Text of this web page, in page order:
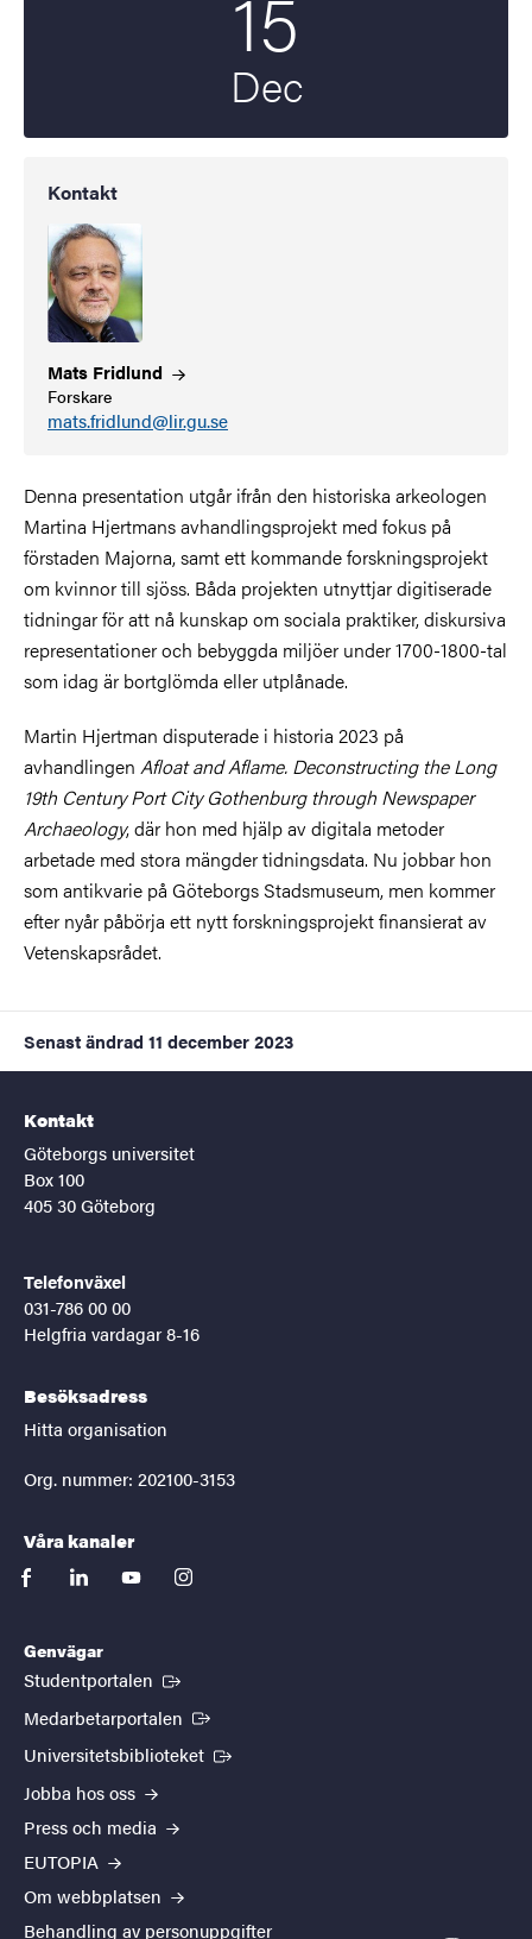
Dec
Kontakt
Mats Fridlund
Forskare
mats.fridlund@lir.gu.se
Denna presentation utgår ifrån den historiska arkeologen
Martina Hjertmans avhandlingsprojekt med fokus på
förstaden Majorna, samt ett kommande forskningsprojekt
om kvinnor till sjöss. Båda projekten utnyttjar digitiserade
tidningar för att nå kunskap om sociala praktiker, diskursiva
representationer och bebyggda miljöer under 1700-1800-tal
som idag är bortglömda eller utplånade.
Martin Hjertman disputerade i historia 2023 på
avhandlingen Afloat and Aflame. Deconstructing the Long
19th Century Port City Gothenburg through Newspaper
Archaeology, där hon med hjälp av digitala metoder
arbetade med stora mängder tidningsdata. Nu jobbar hon
som antikvarie på Göteborgs Stadsmuseum, men kommer
efter nyår påbörja ett nytt forskningsprojekt finansierat av
Vetenskapsrådet.
Senast ändrad 11 december 2023
Kontakt
Göteborgs universitet
Box 100
405 30 Göteborg
Telefonväxel
031-786 00 00
Helgfria vardagar 8-16
Besöksadress
Hitta organisation
Org. nummer: 202100-3153
Våra kanaler
facebooklinkedinyoutubeinstagram
Genvägar
Studentportalen (Extern länk)
Medarbetarportalen (Extern länk)
Universitetsbiblioteket (Extern länk)
Jobba hos oss
Press och media
EUTOPIA
Om webbplatsen
Behandling av personuppgifter